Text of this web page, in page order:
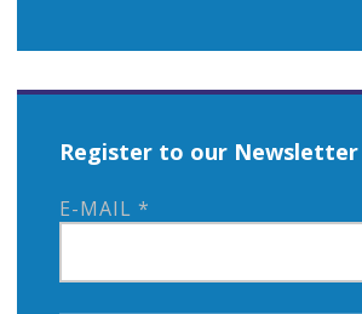
Register to our Newsletter
E-MAIL *